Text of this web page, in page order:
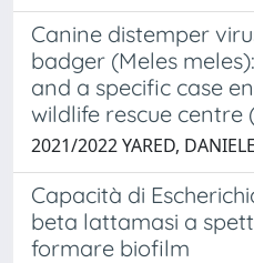
Canine distemper
badger (Meles
and a specific case
wildlife rescue centre
2021/2022 YARED, DANIELE
Capacità di
beta lattamasi a
formare biofilm